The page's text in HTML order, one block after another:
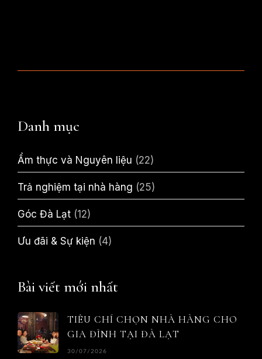
Danh mục
Ẩm thực và Nguyên liệu (22)
Trả nghiệm tại nhà hàng (25)
Góc Đà Lạt (12)
Ưu đãi & Sự kiện (4)
Bài viết mới nhất
TIÊU CHÍ CHỌN NHÀ HÀNG CHO
GIA ĐÌNH TẠI ĐÀ LẠT
30/07/2026